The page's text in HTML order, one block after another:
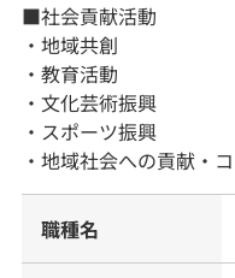
■社会貢献活動
・地域共創
・教育活動
・文化芸術振興
・スポーツ振興
・地域社会への貢献・
職種名